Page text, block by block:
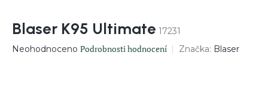
Blaser K95 Ultimate 17231
Průměrné
Neohodnoceno Podrobnosti hodnocení Značka: Blaser